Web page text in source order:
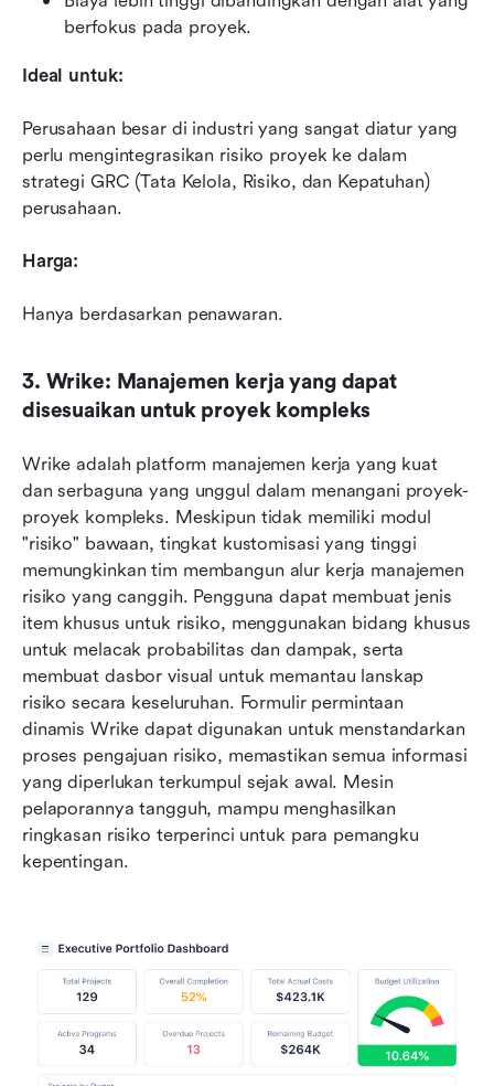
berfokus pada proyek.
Ideal untuk:
Perusahaan besar di industri yang sangat diatur yang
perlu mengintegrasikan risiko proyek ke dalam
strategi GRC (Tata Kelola, Risiko, dan Kepatuhan)
perusahaan.
Harga:
Hanya berdasarkan penawaran.
3. Wrike: Manajemen kerja yang dapat
disesuaikan untuk proyek kompleks
Wrike adalah platform manajemen kerja yang kuat
dan serbaguna yang unggul dalam menangani proyek-
proyek kompleks. Meskipun tidak memiliki modul
"risiko" bawaan, tingkat kustomisasi yang tinggi
memungkinkan tim membangun alur kerja manajemen
risiko yang canggih. Pengguna dapat membuat jenis
item khusus untuk risiko, menggunakan bidang khusus
untuk melacak probabilitas dan dampak, serta
membuat dasbor visual untuk memantau lanskap
risiko secara keseluruhan. Formulir permintaan
dinamis Wrike dapat digunakan untuk menstandarkan
proses pengajuan risiko, memastikan semua informasi
yang diperlukan terkumpul sejak awal. Mesin
pelaporannya tangguh, mampu menghasilkan
ringkasan risiko terperinci untuk para pemangku
kepentingan.